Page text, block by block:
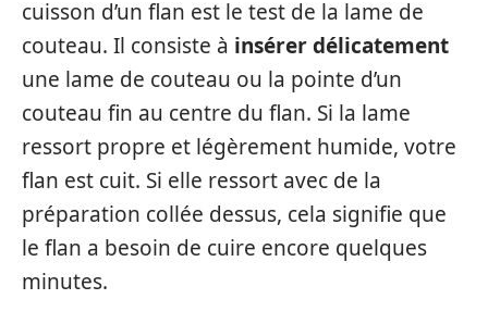
cuisson d’un flan est le test de la lame de
couteau. Il consiste à insérer délicatement
une lame de couteau ou la pointe d’un
couteau fin au centre du flan. Si la lame
ressort propre et légèrement humide, votre
flan est cuit. Si elle ressort avec de la
préparation collée dessus, cela signifie que
le flan a besoin de cuire encore quelques
minutes.